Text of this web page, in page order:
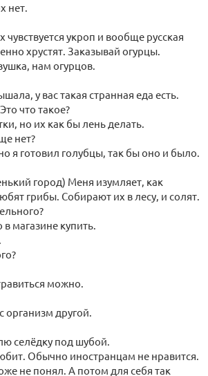
нет.
укроп и вообще русская
хрустят. Заказывай огурцы.
нам огурцов.
у вас такая странная еда есть.
что такое?
но их как бы лень делать.
нет?
я готовил голубцы, так бы оно и было.
город) Меня изумляет, как
грибы. Собирают их в лесу, и солят.
магазине купить.
можно.
организм другой.
селёдку под шубой.
Обычно иностранцам не нравится.
не понял. А потом для себя так